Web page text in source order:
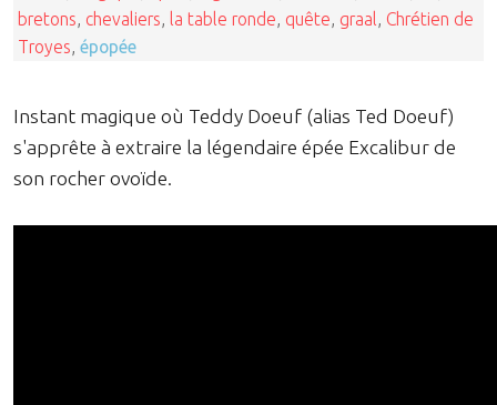
bretons chevaliers la table ronde quête graal
Chrétien de
Troyes épopée
Instant magique où Teddy Doeuf (alias Ted Doeuf)
s'apprête à extraire la légendaire épée Excalibur de
son rocher ovoïde.